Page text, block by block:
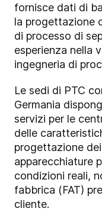
fornisce dati di
la progettazione
di processo di
esperienza nella
ingegneria di
Le sedi di PTC
Germania
servizi per le
delle
progettazione
apparecchiature
condizioni reali,
fabbrica (FAT)
cliente.